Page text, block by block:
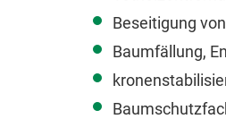
Beseitigung
Baumfällung,